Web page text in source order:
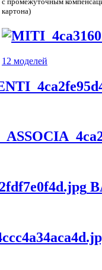
картона)
12 моделей